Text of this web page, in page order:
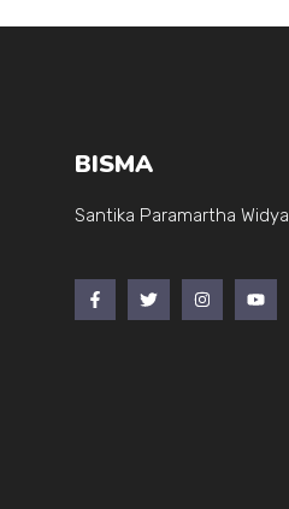
BISMA
Santika Paramartha Widya